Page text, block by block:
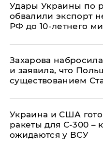
Удары Украины по
обвалили экспорт
РФ до 10-летнего
​Захарова
и заявила, что
существованием
Украина и США
ракеты для С-300 –
ожидаются у ВСУ